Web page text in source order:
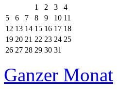
1
2 3
4
5
6 7 8 9 10 11
12 13 14 15 16 17 18
19 20 21 22 23 24 25
26 27 28 29 30 31
Ganzer Monat